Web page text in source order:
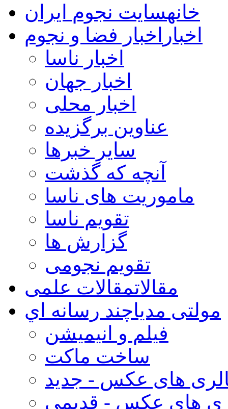
خانهسایت نجوم ایران
اخبار اخبار فضا و نجوم
اخبار ناسا
اخبار جهان
اخبار محلی
عناوین برگزیده
سایر خبرها
آنچه که گذشت
ماموریت های ناسا
تقویم ناسا
گزارش ها
تقویم نجومی
مقالاتمقالات علمی
مولتی مدیاچند رسانه اي
فیلم و انیمیشن
ساخت ماکت
های عکس - جدید
های عکس - قدیمی